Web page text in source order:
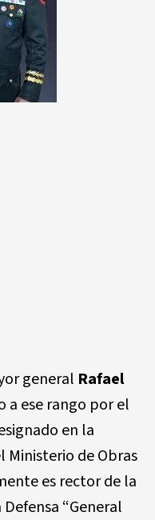
general Rafael
a ese rango por el
en la
Ministerio de Obras
es rector de la
“General